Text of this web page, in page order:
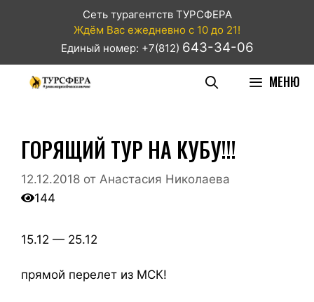
Сеть турагентств ТУРСФЕРА
Ждём Вас ежедневно с 10 до 21!
Единый номер: +7(812) 643-34-06
МЕНЮ
ГОРЯЩИЙ ТУР НА КУБУ!!!
12.12.2018 от Анастасия Николаева
144
15.12 — 25.12
прямой перелет из МСК!